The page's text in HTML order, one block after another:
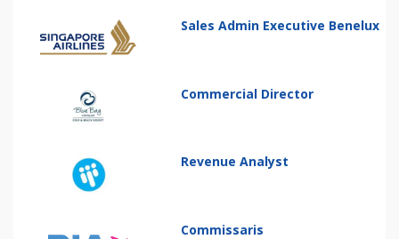
Sales Admin Executive Benelux
Commercial Director
Revenue Analyst
Commissaris